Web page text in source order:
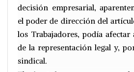
decisión empresarial,
el poder de dirección del
los Trabajadores, podía
de la representación legal y,
sindical.